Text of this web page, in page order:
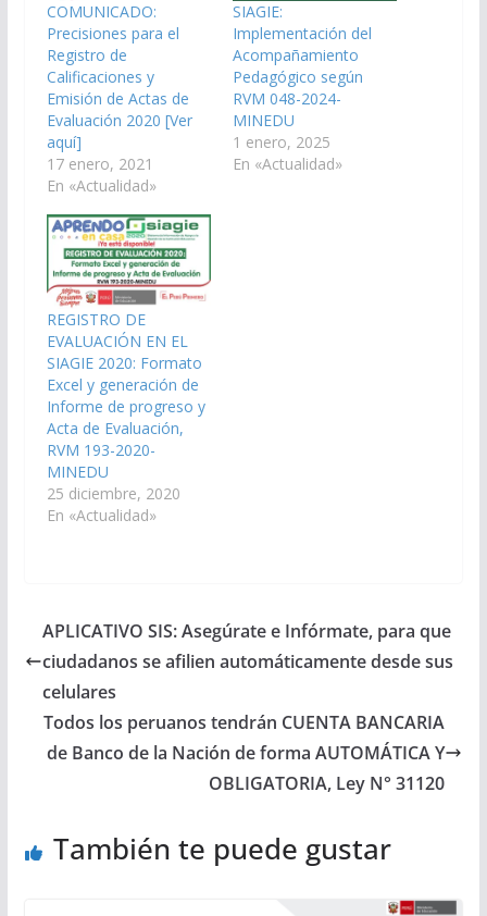
COMUNICADO:
Precisiones para el
Registro de
Calificaciones y
Emisión de Actas de
Evaluación 2020 [Ver
aquí]
17 enero, 2021
En «Actualidad»
SIAGIE:
Implementación del
Acompañamiento
Pedagógico según
RVM 048-2024-
MINEDU
1 enero, 2025
En «Actualidad»
REGISTRO DE
EVALUACIÓN EN EL
SIAGIE 2020: Formato
Excel y generación de
Informe de progreso y
Acta de Evaluación,
RVM 193-2020-
MINEDU
25 diciembre, 2020
En «Actualidad»
APLICATIVO SIS: Asegúrate e Infórmate, para que
ciudadanos se afilien automáticamente desde sus
celulares
Todos los peruanos tendrán CUENTA BANCARIA
de Banco de la Nación de forma AUTOMÁTICA Y
OBLIGATORIA, Ley N° 31120
También te puede gustar